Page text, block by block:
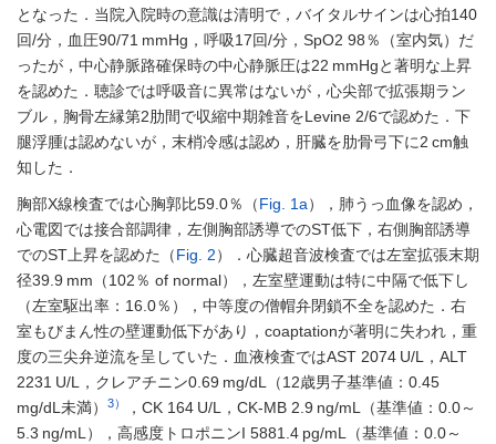
となった．当院入院時の意識は清明で，バイタルサインは心拍140
回/分，血圧90/71 mmHg，呼吸17回/分，SpO2 98％（室内気）だ
ったが，中心静脈路確保時の中心静脈圧は22 mmHgと著明な上昇
を認めた．聴診では呼吸音に異常はないが，心尖部で拡張期ラン
ブル，胸骨左縁第2肋間で収縮中期雑音をLevine 2/6で認めた．下
腿浮腫は認めないが，末梢冷感は認め，肝臓を肋骨弓下に2 cm触
知した．
胸部X線検査では心胸郭比59.0％（Fig. 1a），肺うっ血像を認め，
心電図では接合部調律，左側胸部誘導でのST低下，右側胸部誘導
でのST上昇を認めた（Fig. 2）．心臓超音波検査では左室拡張末期
径39.9 mm（102％ of normal），左室壁運動は特に中隔で低下し
（左室駆出率：16.0％），中等度の僧帽弁閉鎖不全を認めた．右
室もびまん性の壁運動低下があり，coaptationが著明に失われ，重
度の三尖弁逆流を呈していた．血液検査ではAST 2074 U/L，ALT
2231 U/L，クレアチニン0.69 mg/dL（12歳男子基準値：0.45
mg/dL未満）
3）
，CK 164 U/L，CK-MB 2.9 ng/mL（基準値：0.0～
5.3 ng/mL），高感度トロポニンI 5881.4 pg/mL（基準値：0.0～